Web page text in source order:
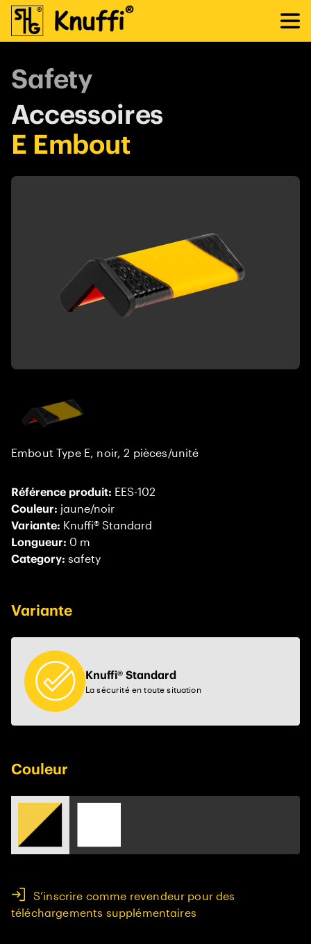
Safety
Accessoires
E Embout
Embout Type E, noir, 2 pièces/unité
Référence produit: EES-102
Couleur: jaune/noir
Variante: Knuffi® Standard
Longueur: 0 m
Category: safety
Variante
Knuffi® Standard
La sécurité en toute situation
Couleur
S’inscrire comme revendeur pour des
téléchargements supplémentaires